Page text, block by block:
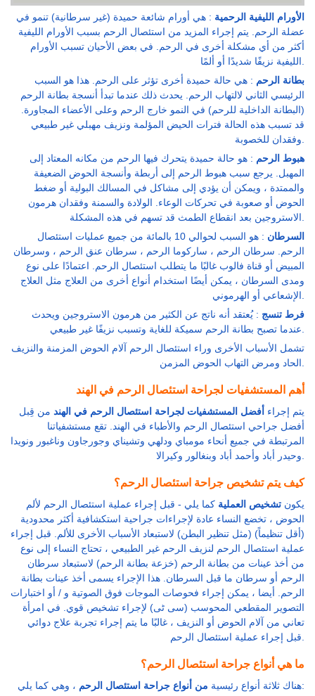
الأورام الليفية الرحمية : هي أورام شائعة حميدة (غير سرطانية) تنمو في
عضلة الرحم. يتم إجراء المزيد من استئصال الرحم بسبب الأورام الليفية
أكثر من أي مشكلة أخرى في الرحم. في بعض الأحيان تسبب الأورام
بطانة الرحم : هي حالة حميدة أخرى تؤثر على الرحم. هذا هو السبب
الرئيسي الثاني لالتهاب الرحم. يحدث ذلك عندما تبدأ أنسجة بطانة الرحم
(البطانة الداخلية للرحم) في النمو خارج الرحم وعلى الأعضاء المجاورة.
قد تسبب هذه الحالة فترات الحيض المؤلمة ونزيف مهبلي غير طبيعي
هبوط الرحم : هو حالة حميدة يتحرك فيها الرحم من مكانه المعتاد إلى
المهبل. يرجع سبب هبوط الرحم إلى أربطة وأنسجة الحوض الضعيفة
والممتدة ، ويمكن أن يؤدي إلى مشاكل في المسالك البولية أو ضغط
الحوض أو صعوبة في تحركات الوعاء. الولادة والسمنة وفقدان هرمون
السرطان
: هو السبب لحوالي 10 بالمائة من جميع عمليات استئصال
الرحم. سرطان الرحم ، ساركوما الرحم ، سرطان عنق الرحم ، وسرطان
المبيض أو قناة فالوب غالبًا ما يتطلب استئصال الرحم. اعتمادًا على نوع
ومدى السرطان ، يمكن أيضًا استخدام أنواع أخرى من العلاج مثل العلاج
فرط تنسج : يُعتقد أنه ناتج عن الكثير من هرمون الاستروجين ويحدث
تشمل الأسباب الأخرى وراء استئصال الرحم آلام الحوض المزمنة والنزيف
أهم المستشفيات لجراحة استئصال الرحم في الهند
يتم إجراء أفضل المستشفيات لجراحة استئصال الرحم في الهند من قِبل
أفضل جراحي استئصال الرحم والأطباء في الهند. تقع مستشفياتنا
المرتبطة في جميع أنحاء مومباي ودلهي وتشيناي وجورجاون وناغبور ونويدا
كيف يتم تشخيص جراحة استئصال الرحم؟
يكون تشخيص العملية كما يلي - قبل إجراء عملية استئصال الرحم لألم
الحوض ، تخضع النساء عادة لإجراءات جراحية استكشافية أكثر محدودية
(أقل تنظيماً) (مثل تنظير البطن) لاستبعاد الأسباب الأخرى للألم. قبل إجراء
عملية استئصال الرحم لنزيف الرحم غير الطبيعي ، تحتاج النساء إلى نوع
من أخذ عينات من بطانة الرحم (خزعة بطانة الرحم) لاستبعاد سرطان
الرحم أو سرطان ما قبل السرطان. هذا الإجراء يسمى أخذ عينات بطانة
الرحم. أيضا ، يمكن إجراء فحوصات الموجات فوق الصوتية و / أو اختبارات
التصوير المقطعي المحوسب (سی ٹی) لإجراء تشخيص قوي. في امرأة
تعاني من آلام الحوض أو النزيف ، غالبًا ما يتم إجراء تجربة علاج دوائي
ما هي أنواع جراحة استئصال الرحم؟
هناك ثلاثة أنواع رئيسية من أنواع جراحة استئصال الرحم
، وهي كما يلي: